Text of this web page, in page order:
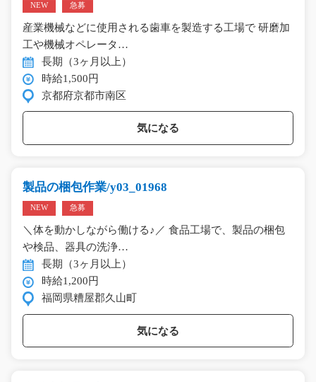
NEW 急募
産業機械などに使用される歯車を製造する工場で 研磨加
工や機械オペレータ…
長期（3ヶ月以上）
時給1,500円
京都府京都市南区
気になる
製品の梱包作業/y03_01968
NEW 急募
＼体を動かしながら働ける♪／ 食品工場で、製品の梱包
や検品、器具の洗浄…
長期（3ヶ月以上）
時給1,200円
福岡県糟屋郡久山町
気になる